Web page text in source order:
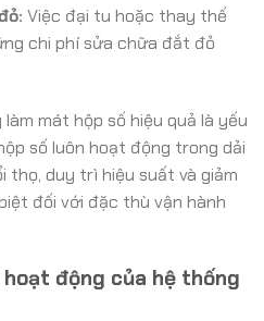
Việc đại tu hoặc thay thế
chi phí sửa chữa đắt đỏ
mát hộp số hiệu quả là yếu
số luôn hoạt động trong dải
thọ, duy trì hiệu suất và giảm
đối với đặc thù vận hành
động của hệ thống